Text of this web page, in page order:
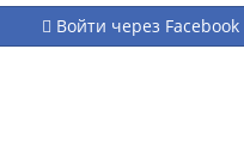
Войти через Facebook